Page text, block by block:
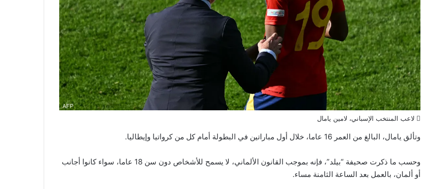
لاعب المنتخب الإسباني، لامين يامال
وتألق يامال، البالغ من العمر 16 عاما، خلال أول مباراتين في البطولة أمام كل من كرواتيا وإيطاليا.
وحسب ما ذكرت صحيفة “بيلد”، فإنه بموجب القانون الألماني، لا يسمح للأشخاص دون سن 18 عاما، سواء كانوا أجانب
أو ألمان، بالعمل بعد الساعة الثامنة مساء.